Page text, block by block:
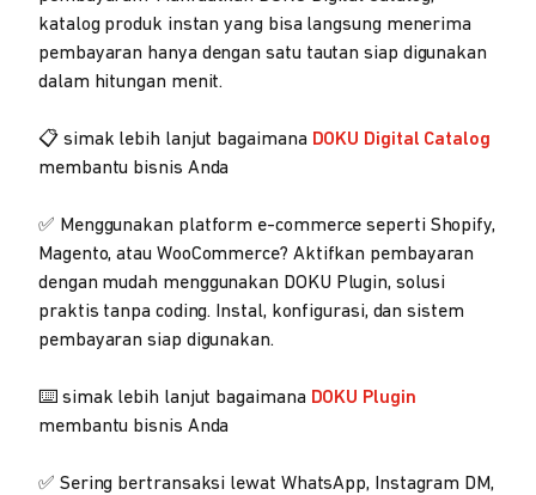
katalog produk instan yang bisa langsung menerima
pembayaran hanya dengan satu tautan siap digunakan
dalam hitungan menit.
📋 simak lebih lanjut bagaimana DOKU Digital Catalog
membantu bisnis Anda
✅ Menggunakan platform e-commerce seperti Shopify,
Magento, atau WooCommerce? Aktifkan pembayaran
dengan mudah menggunakan DOKU Plugin, solusi
praktis tanpa coding. Instal, konfigurasi, dan sistem
pembayaran siap digunakan.
⌨️ simak lebih lanjut bagaimana DOKU Plugin
membantu bisnis Anda
✅ Sering bertransaksi lewat WhatsApp, Instagram DM,